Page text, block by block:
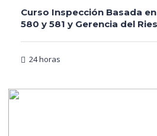
Curso Inspección Basada
580 y 581 y Gerencia del
24 horas